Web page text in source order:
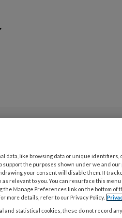
0 Delen
data, like browsing data or unique identifiers,
the purposes shown under we and
your consent will disable them. If
as relevant to you. You can resurface this
Manage Preferences link on the bottom of
more details, refer to our Privacy Policy.
and statistical cookies, these do not record